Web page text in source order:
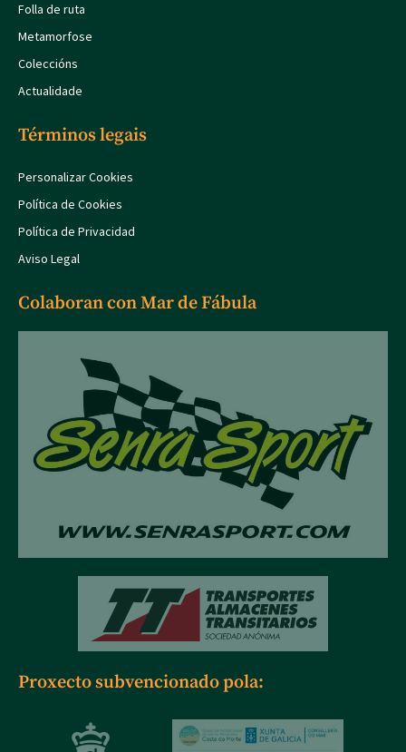
Folla de ruta
Metamorfose
Coleccións
Actualidade
Términos legais
Personalizar Cookies
Política de Cookies
Política de Privacidad
Aviso Legal
Colaboran con Mar de Fábula
Proxecto subvencionado pola: